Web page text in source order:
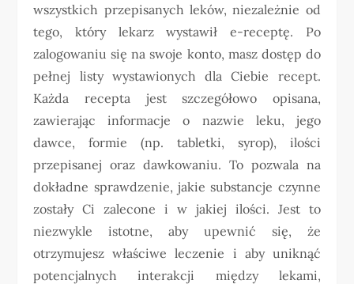
wszystkich przepisanych leków, niezależnie od
tego, który lekarz wystawił e-receptę. Po
zalogowaniu się na swoje konto, masz dostęp do
pełnej listy wystawionych dla Ciebie recept.
Każda recepta jest szczegółowo opisana,
zawierając informacje o nazwie leku, jego
dawce, formie (np. tabletki, syrop), ilości
przepisanej oraz dawkowaniu. To pozwala na
dokładne sprawdzenie, jakie substancje czynne
zostały Ci zalecone i w jakiej ilości. Jest to
niezwykle istotne, aby upewnić się, że
otrzymujesz właściwe leczenie i aby uniknąć
potencjalnych interakcji między lekami,